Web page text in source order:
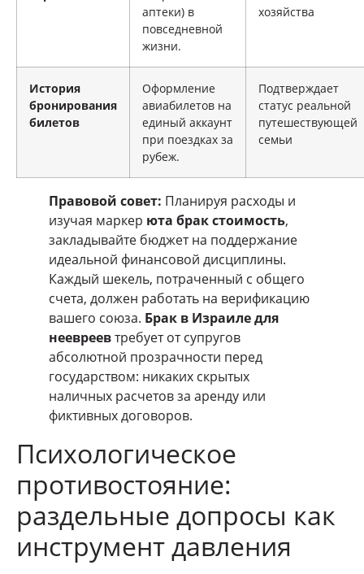
аптеки) в
повседневной
жизни.
хозяйства
История
бронирования
билетов
Оформление
авиабилетов на
единый аккаунт
при поездках за
рубеж.
Подтверждает
статус реальной
путешествующей
семьи
Правовой совет: Планируя расходы и
изучая маркер юта брак стоимость,
закладывайте бюджет на поддержание
идеальной финансовой дисциплины.
Каждый шекель, потраченный с общего
счета, должен работать на верификацию
вашего союза. Брак в Израиле для
неевреевтребует от супругов
абсолютной прозрачности перед
государством: никаких скрытых
наличных расчетов за аренду или
фиктивных договоров.
Психологическое
противостояние:
раздельные допросы как
инструмент давления